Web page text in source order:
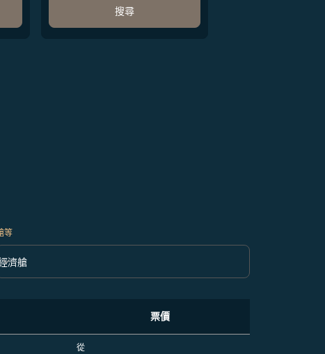
搜尋
cards 1 to 4
cards 5 to 6
等
等 option 經濟艙 Selected
濟艙
票價
從